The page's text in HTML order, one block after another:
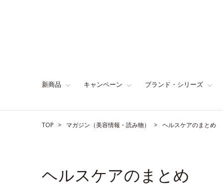
新商品 キャンペーン ブランド・シリーズ
TOP マガジン（美容情報・読み物） ヘルスケアのまとめ
ヘルスケアのまとめ